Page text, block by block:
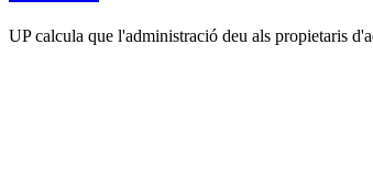
UP calcula que l'administració deu als propietaris